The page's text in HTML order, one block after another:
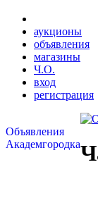
аукционы
объявления
магазины
Ч.О.
вход
регистрация
Объявления
Академгородка